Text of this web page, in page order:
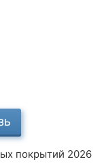
покрытий 2026